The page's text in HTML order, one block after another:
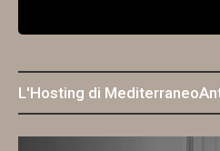
L'Hosting di